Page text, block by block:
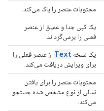
محتویات عنصر را پاک می‌کند.
یک کپی جدا و عمیق از عنصر
فعلی را برمی‌گرداند.
یک نسخه Text از عنصر فعلی را
برای ویرایش دریافت می‌کند.
محتویات عنصر را برای یافتن
نسلی از نوع مشخص شده جستجو
می‌کند.